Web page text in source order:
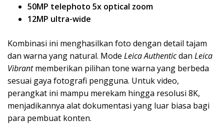
50MP telephoto 5x optical zoom
12MP ultra-wide
Kombinasi ini menghasilkan foto dengan detail tajam
dan warna yang natural. Mode Leica Authenticdan Leica
Vibrantmemberikan pilihan tone warna yang berbeda
sesuai gaya fotografi pengguna. Untuk video,
perangkat ini mampu merekam hingga resolusi 8K,
menjadikannya alat dokumentasi yang luar biasa bagi
para pembuat konten.